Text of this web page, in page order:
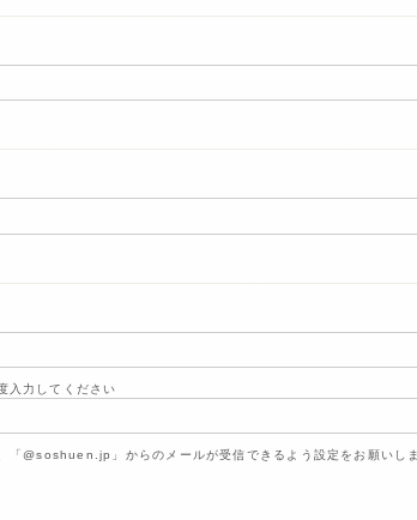
入力してください
「@soshuen.jp」からのメールが受信できるよう設定をお願いし